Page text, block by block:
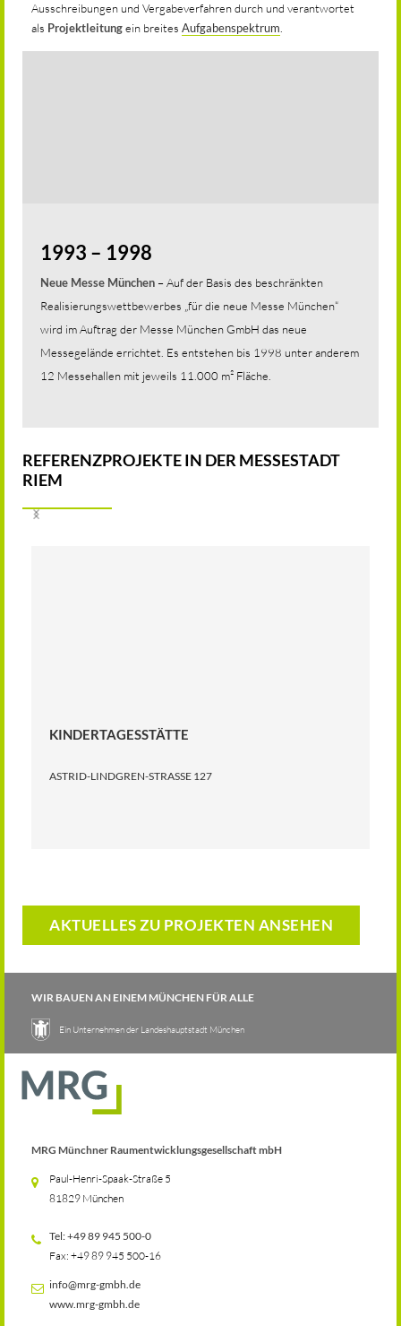
Ausschreibungen und Vergabeverfahren durch und verantwortet
als Projektleitungein breites Aufgabenspektrum
1993 – 1998
Neue Messe München – Auf der Basis des beschränkten
Realisierungswettbewerbes „für die neue Messe München“
wird im Auftrag der Messe München GmbH das neue
Messegelände errichtet. Es entstehen bis 1998 unter anderem
12 Messehallen mit jeweils 11.000 m² Fläche.


REFERENZPROJEKTE IN DER MESSESTADT
RIEM
KINDERTAGESSTÄTTE
ASTRID-LINDGREN-STRASSE 127
BERUFLICHES SCHULZENTRUM
ASTRID-LINDGREN-STRASSE 1-3
AKTUELLES ZU PROJEKTEN ANSEHEN
Ein Unternehmen der Landeshauptstadt München
WIR BAUEN AN EINEM MÜNCHEN FÜR ALLE
MRG Münchner Raumentwicklungsgesellschaft mbH

Paul-Henri-Spaak-Straße 5
81829 München

Tel: +49 89 945 500-0
Fax: +49 89 945 500-16
 info@mrg-gmbh.de
www.mrg-gmbh.de